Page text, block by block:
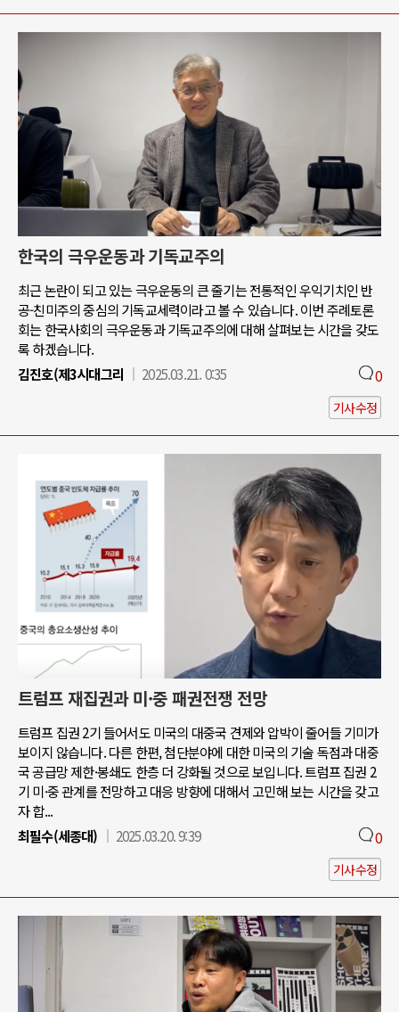
한국의 극우운동과 기독교주의
최근 논란이 되고 있는 극우운동의 큰 줄기는 전통적인 우익기치인 반
공-친미주의 중심의 기독교세력이라고 볼 수 있습니다. 이번 주례토론
회는 한국사회의 극우운동과 기독교주의에 대해 살펴보는 시간을 갖도
록 하겠습니다.
김진호(제3시대그리
2025.03.21. 0:35 0
기사수정
트럼프 재집권과 미·중 패권전쟁 전망
트럼프 집권 2기 들어서도 미국의 대중국 견제와 압박이 줄어들 기미가
보이지 않습니다. 다른 한편, 첨단분야에 대한 미국의 기술 독점과 대중
국 공급망 제한·봉쇄도 한층 더 강화될 것으로 보입니다. 트럼프 집권 2
기 미·중 관계를 전망하고 대응 방향에 대해서 고민해 보는 시간을 갖고
자 합...
최필수(세종대)
2025.03.20. 9:39 0
기사수정